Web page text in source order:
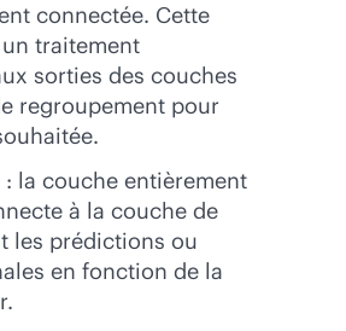
connectée. Cette
traitement
sorties des couches
regroupement pour
la couche entièrement
à la couche de
les prédictions ou
en fonction de la